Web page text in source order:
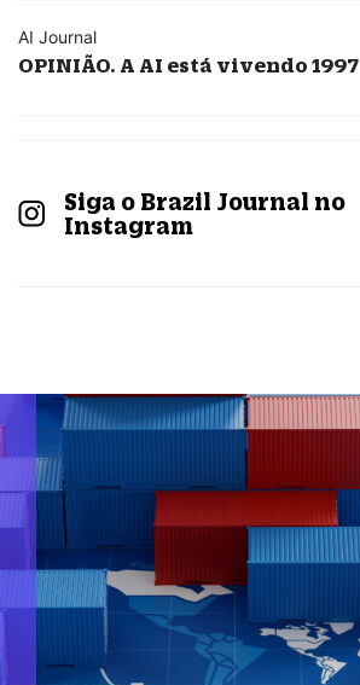
AI Journal
OPINIÃO. A AI está vivendo 1997
Siga o Brazil Journal no
Instagram